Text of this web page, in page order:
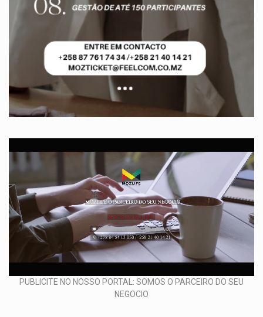
PUBLICITE NO NOSSO PORTAL: SOMOS O PARCEIRO DO SEU
NEGOCIO